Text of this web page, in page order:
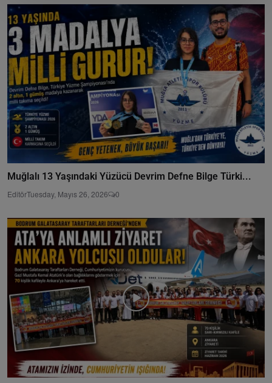
Muğlalı 13 Yaşındaki Yüzücü Devrim Defne Bilge Türki...
EditörTuesday, Mayıs 26, 2026 0